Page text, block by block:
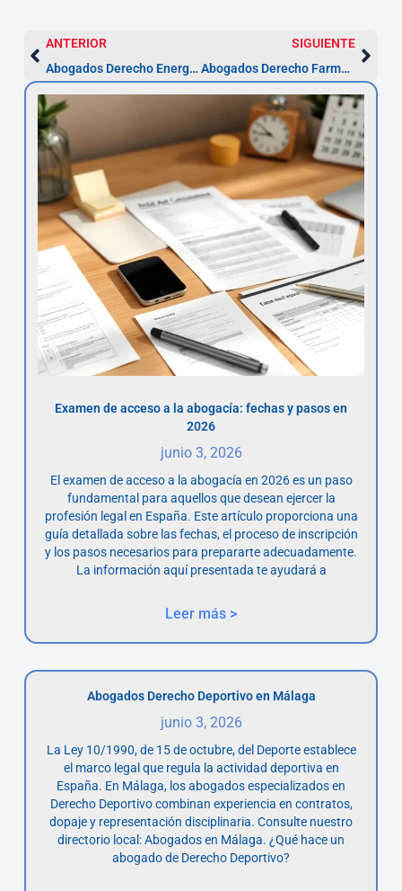
ANTERIOR
Abogados Derecho Energía en Sabadell — permisos 3-12 meses
SIGUIENTE
Abogados Derecho Farmacéutico en Sabadell — Plazos y pasos
Examen de acceso a la abogacía: fechas y pasos en
2026
junio 3, 2026
El examen de acceso a la abogacía en 2026 es un paso
fundamental para aquellos que desean ejercer la
profesión legal en España. Este artículo proporciona una
guía detallada sobre las fechas, el proceso de inscripción
y los pasos necesarios para prepararte adecuadamente.
La información aquí presentada te ayudará a
Leer más >
Abogados Derecho Deportivo en Málaga
junio 3, 2026
La Ley 10/1990, de 15 de octubre, del Deporte establece
el marco legal que regula la actividad deportiva en
España. En Málaga, los abogados especializados en
Derecho Deportivo combinan experiencia en contratos,
dopaje y representación disciplinaria. Consulte nuestro
directorio local: Abogados en Málaga. ¿Qué hace un
abogado de Derecho Deportivo?